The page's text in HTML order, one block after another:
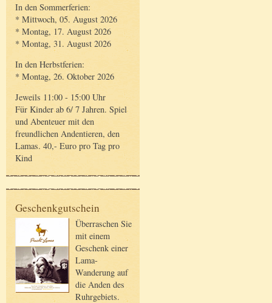
In den Sommerferien:
* Mittwoch, 05. August 2026
* Montag, 17. August 2026
* Montag, 31. August 2026
In den Herbstferien:
* Montag, 26. Oktober 2026
Jeweils 11:00 - 15:00 Uhr
Für Kinder ab 6/ 7 Jahren. Spiel
und Abenteuer mit den
freundlichen Andentieren, den
Lamas. 40,- Euro pro Tag pro
Kind
Geschenkgutschein
Überraschen Sie
mit einem
Geschenk einer
Lama-
Wanderung auf
die Anden des
Ruhrgebiets.